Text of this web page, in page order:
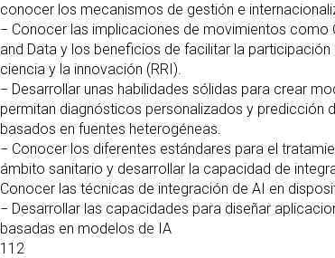
conocer los mecanismos de gestión e
− Conocer las implicaciones de movimientos como
and Data y los beneficios de facilitar la
ciencia y la innovación (RRI).
− Desarrollar unas habilidades sólidas para crear
permitan diagnósticos personalizados y predicción
basados en fuentes heterogéneas.
− Conocer los diferentes estándares para el
ámbito sanitario y desarrollar la capacidad de
Conocer las técnicas de integración de AI en
− Desarrollar las capacidades para diseñar
basadas en modelos de IA
112